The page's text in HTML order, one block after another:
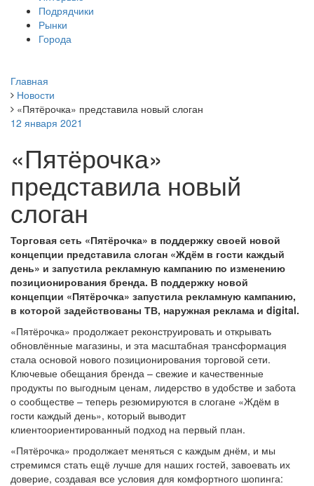
Подрядчики
Рынки
Города
Главная
Новости
«Пятёрочка» представила новый слоган
12 января 2021
«Пятёрочка»
представила новый
слоган
Торговая сеть «Пятёрочка» в поддержку своей новой
концепции представила слоган «Ждём в гости каждый
день» и запустила рекламную кампанию по изменению
позиционирования бренда. В поддержку новой
концепции «Пятёрочка» запустила рекламную кампанию,
в которой задействованы ТВ, наружная реклама и digital.
«Пятёрочка» продолжает реконструировать и открывать
обновлённые магазины, и эта масштабная трансформация
стала основой нового позиционирования торговой сети.
Ключевые обещания бренда – свежие и качественные
продукты по выгодным ценам, лидерство в удобстве и забота
о сообществе – теперь резюмируются в слогане «Ждём в
гости каждый день», который выводит
клиентоориентированный подход на первый план.
«Пятёрочка» продолжает меняться с каждым днём, и мы
стремимся стать ещё лучше для наших гостей, завоевать их
доверие, создавая все условия для комфортного шопинга: